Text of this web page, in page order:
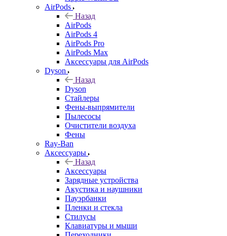
AirPods
Назад
AirPods
AirPods 4
AirPods Pro
AirPods Max
Аксессуары для AirPods
Dyson
Назад
Dyson
Стайлеры
Фены-выпрямители
Пылесосы
Очистители воздуха
Фены
Ray-Ban
Аксессуары
Назад
Аксессуары
Зарядные устройства
Акустика и наушники
Пауэрбанки
Пленки и стекла
Стилусы
Клавиатуры и мыши